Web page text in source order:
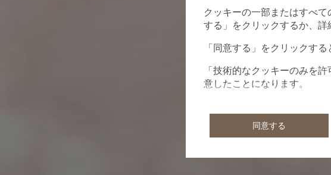
クッキーの一部またはすべ
する」をクリックするか、
「同意する」をクリックす
「技術的なクッキーのみを
意したことになります。
同意する